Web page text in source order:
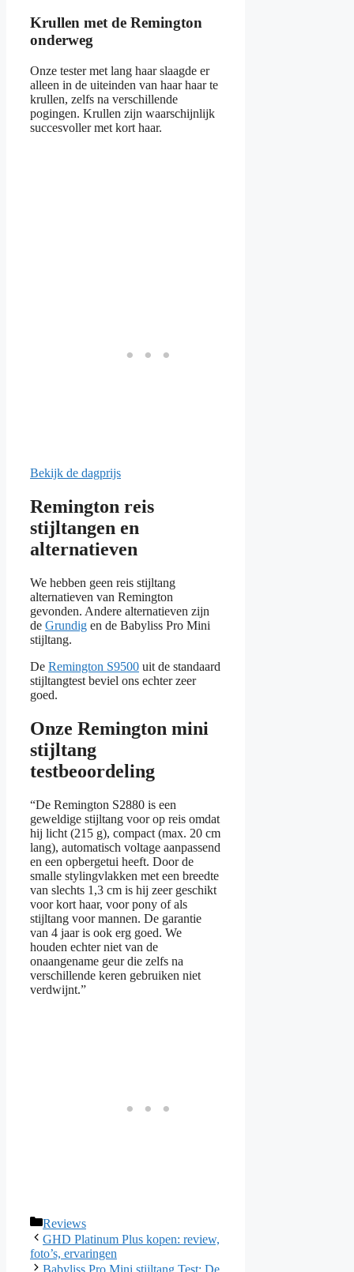
Krullen met de Remington
onderweg
Onze tester met lang haar slaagde er
alleen in de uiteinden van haar haar te
krullen, zelfs na verschillende
pogingen. Krullen zijn waarschijnlijk
succesvoller met kort haar.
Bekijk de dagprijs
Remington reis
stijltangen en
alternatieven
We hebben geen reis stijltang
alternatieven van Remington
gevonden. Andere alternatieven zijn
de Grundig en de Babyliss Pro Mini
stijltang.
De Remington S9500 uit de standaard
stijltangtest beviel ons echter zeer
goed.
Onze Remington mini
stijltang
testbeoordeling
“De Remington S2880 is een
geweldige stijltang voor op reis omdat
hij licht (215 g), compact (max. 20 cm
lang), automatisch voltage aanpassend
en een opbergetui heeft. Door de
smalle stylingvlakken met een breedte
van slechts 1,3 cm is hij zeer geschikt
voor kort haar, voor pony of als
stijltang voor mannen. De garantie
van 4 jaar is ook erg goed. We
houden echter niet van de
onaangename geur die zelfs na
verschillende keren gebruiken niet
verdwijnt.”
Categorieën
Reviews
GHD Platinum Plus kopen: review,
foto’s, ervaringen
Babyliss Pro Mini stijltang Test: De